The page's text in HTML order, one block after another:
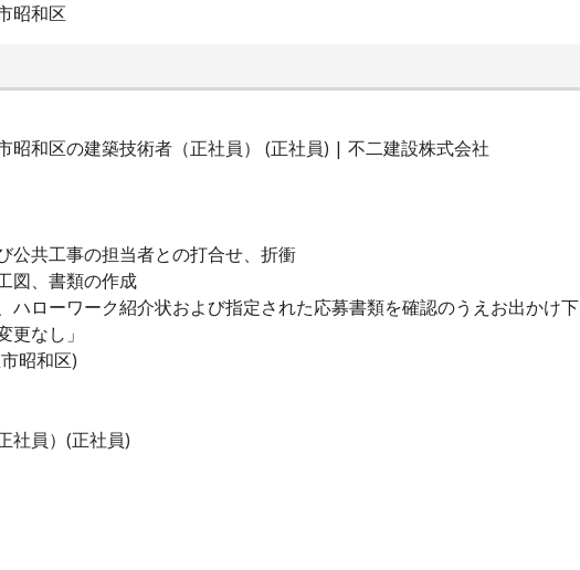
昭和区
昭和区の建築技術者（正社員） (正社員) | 不二建設株式会社
公共工事の担当者との打合せ、折衝
図、書類の作成
ハローワーク紹介状および指定された応募書類を確認のうえお出かけ下
更なし」
昭和区)
社員）(正社員)